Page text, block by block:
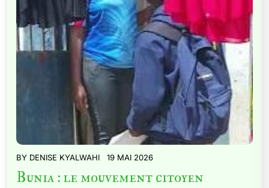
BY DENISE KYALWAHI 19 MAI 2026
Bunia : le mouvement citoyen